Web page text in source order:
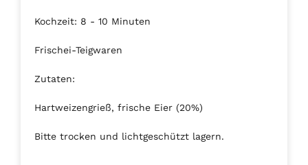
Kochzeit: 8 - 10 Minuten
Frischei-Teigwaren
Zutaten:
Hartweizengrieß, frische Eier (20%)
Bitte trocken und lichtgeschützt lagern.